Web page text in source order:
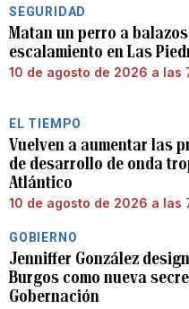
SEGURIDAD
Matan un perro a
escalamiento en Las
10 de agosto de 2026 a las
EL TIEMPO
Vuelven a aumentar las
de desarrollo de onda
Atlántico
10 de agosto de 2026 a las
GOBIERNO
Jenniffer González
Burgos como nueva
Gobernación